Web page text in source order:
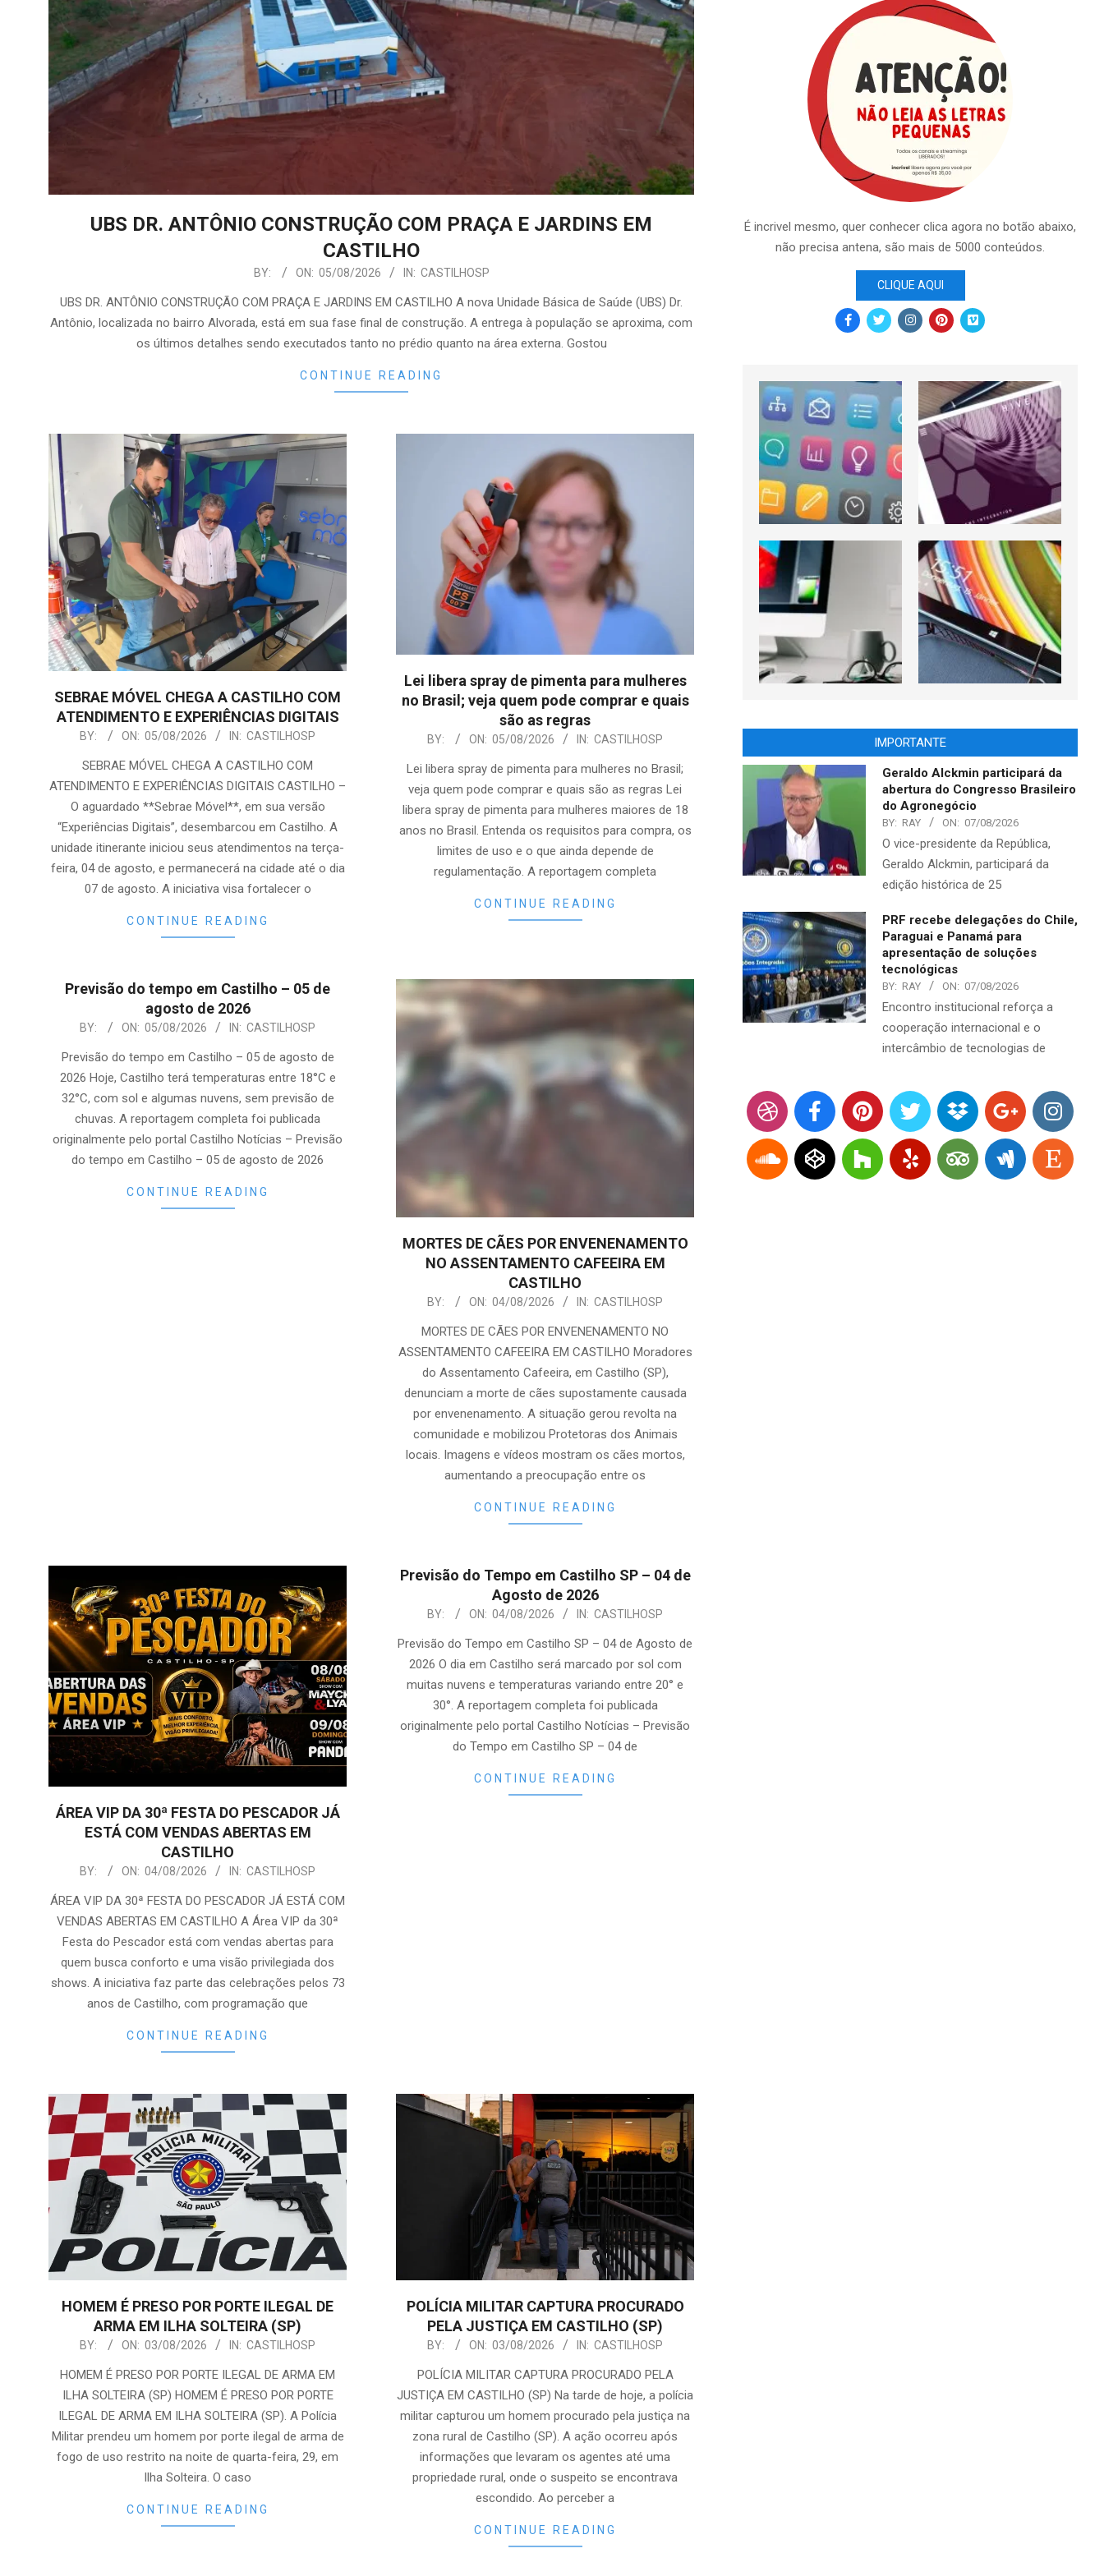
UBS DR. ANTÔNIO CONSTRUÇÃO COM PRAÇA E JARDINS EM
CASTILHO
BY: ON: 05/08/2026 IN: CASTILHOSP
UBS DR. ANTÔNIO CONSTRUÇÃO COM PRAÇA E JARDINS EM CASTILHO A nova Unidade Básica de Saúde (UBS) Dr.
Antônio, localizada no bairro Alvorada, está em sua fase final de construção. A entrega à população se aproxima, com
os últimos detalhes sendo executados tanto no prédio quanto na área externa. Gostou
CONTINUE READING
SEBRAE MÓVEL CHEGA A CASTILHO COM
ATENDIMENTO E EXPERIÊNCIAS DIGITAIS
BY: ON: 05/08/2026 IN: CASTILHOSP
SEBRAE MÓVEL CHEGA A CASTILHO COM
ATENDIMENTO E EXPERIÊNCIAS DIGITAIS CASTILHO –
O aguardado **Sebrae Móvel**, em sua versão
“Experiências Digitais”, desembarcou em Castilho. A
unidade itinerante iniciou seus atendimentos na terça-
feira, 04 de agosto, e permanecerá na cidade até o dia
07 de agosto. A iniciativa visa fortalecer o
CONTINUE READING
Lei libera spray de pimenta para mulheres
no Brasil; veja quem pode comprar e quais
são as regras
BY: ON: 05/08/2026 IN: CASTILHOSP
Lei libera spray de pimenta para mulheres no Brasil;
veja quem pode comprar e quais são as regras Lei
libera spray de pimenta para mulheres maiores de 18
anos no Brasil. Entenda os requisitos para compra, os
limites de uso e o que ainda depende de
regulamentação. A reportagem completa
CONTINUE READING
Previsão do tempo em Castilho – 05 de
agosto de 2026
BY: ON: 05/08/2026 IN: CASTILHOSP
Previsão do tempo em Castilho – 05 de agosto de
2026 Hoje, Castilho terá temperaturas entre 18°C e
32°C, com sol e algumas nuvens, sem previsão de
chuvas. A reportagem completa foi publicada
originalmente pelo portal Castilho Notícias – Previsão
do tempo em Castilho – 05 de agosto de 2026
CONTINUE READING
MORTES DE CÃES POR ENVENENAMENTO
NO ASSENTAMENTO CAFEEIRA EM
CASTILHO
BY: ON: 04/08/2026 IN: CASTILHOSP
MORTES DE CÃES POR ENVENENAMENTO NO
ASSENTAMENTO CAFEEIRA EM CASTILHO Moradores
do Assentamento Cafeeira, em Castilho (SP),
denunciam a morte de cães supostamente causada
por envenenamento. A situação gerou revolta na
comunidade e mobilizou Protetoras dos Animais
locais. Imagens e vídeos mostram os cães mortos,
aumentando a preocupação entre os
CONTINUE READING
ÁREA VIP DA 30ª FESTA DO PESCADOR JÁ
ESTÁ COM VENDAS ABERTAS EM
CASTILHO
08-
BY: ON: 04/08/2026 IN: CASTILHOSP
ÁREA VIP DA 30ª FESTA DO PESCADOR JÁ ESTÁ COM
VENDAS ABERTAS EM CASTILHO A Área VIP da 30ª
Festa do Pescador está com vendas abertas para
quem busca conforto e uma visão privilegiada dos
shows. A iniciativa faz parte das celebrações pelos 73
anos de Castilho, com programação que
CONTINUE READING
Previsão do Tempo em Castilho SP – 04 de
Agosto de 2026
BY: ON: 04/08/2026 IN: CASTILHOSP
Previsão do Tempo em Castilho SP – 04 de Agosto de
2026 O dia em Castilho será marcado por sol com
muitas nuvens e temperaturas variando entre 20° e
30°. A reportagem completa foi publicada
originalmente pelo portal Castilho Notícias – Previsão
do Tempo em Castilho SP – 04 de
CONTINUE READING
HOMEM É PRESO POR PORTE ILEGAL DE
ARMA EM ILHA SOLTEIRA (SP)
BY: ON: 03/08/2026 IN: CASTILHOSP
HOMEM É PRESO POR PORTE ILEGAL DE ARMA EM
ILHA SOLTEIRA (SP) HOMEM É PRESO POR PORTE
ILEGAL DE ARMA EM ILHA SOLTEIRA (SP). A Polícia
Militar prendeu um homem por porte ilegal de arma de
fogo de uso restrito na noite de quarta-feira, 29, em
Ilha Solteira. O caso
CONTINUE READING
POLÍCIA MILITAR CAPTURA PROCURADO
PELA JUSTIÇA EM CASTILHO (SP)
BY: ON: 03/08/2026 IN: CASTILHOSP
POLÍCIA MILITAR CAPTURA PROCURADO PELA
JUSTIÇA EM CASTILHO (SP) Na tarde de hoje, a polícia
militar capturou um homem procurado pela justiça na
zona rural de Castilho (SP). A ação ocorreu após
informações que levaram os agentes até uma
propriedade rural, onde o suspeito se encontrava
escondido. Ao perceber a
CONTINUE READING
É incrivel mesmo, quer conhecer clica agora no botão abaixo,
não precisa antena, são mais de 5000 conteúdos.
CLIQUE AQUI
IMPORTANTE
Geraldo Alckmin participará da
abertura do Congresso Brasileiro
do Agronegócio
BY: RAY ON: 07/08/2026
O vice-presidente da República,
Geraldo Alckmin, participará da
edição histórica de 25
PRF recebe delegações do Chile,
Paraguai e Panamá para
apresentação de soluções
tecnológicas
BY: RAY ON: 07/08/2026
Encontro institucional reforça a
cooperação internacional e o
intercâmbio de tecnologias de